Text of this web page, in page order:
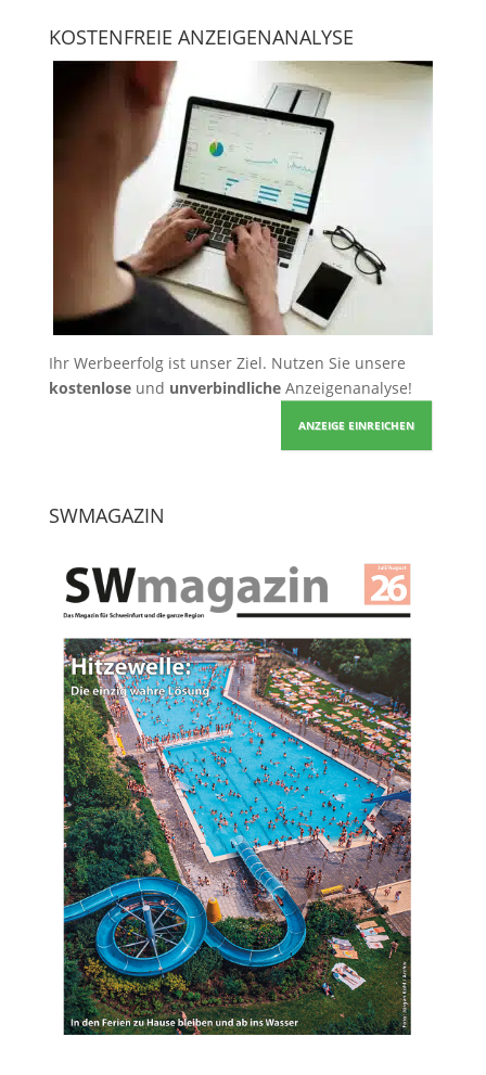
KOSTENFREIE ANZEIGENANALYSE
Ihr Werbeerfolg ist unser Ziel. Nutzen Sie unsere
kostenloseund unverbindlicheAnzeigenanalyse!
ANZEIGE EINREICHEN
SWMAGAZIN